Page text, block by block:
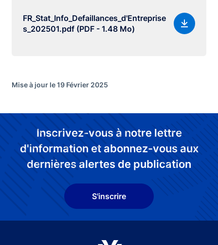
FR_Stat_Info_Defaillances_d'Entreprise
s_202501.pdf (PDF - 1.48 Mo)
Mise à jour le 19 Février 2025
Inscrivez-vous à notre lettre
d'information et abonnez-vous aux
dernières alertes de publication
S'inscrire